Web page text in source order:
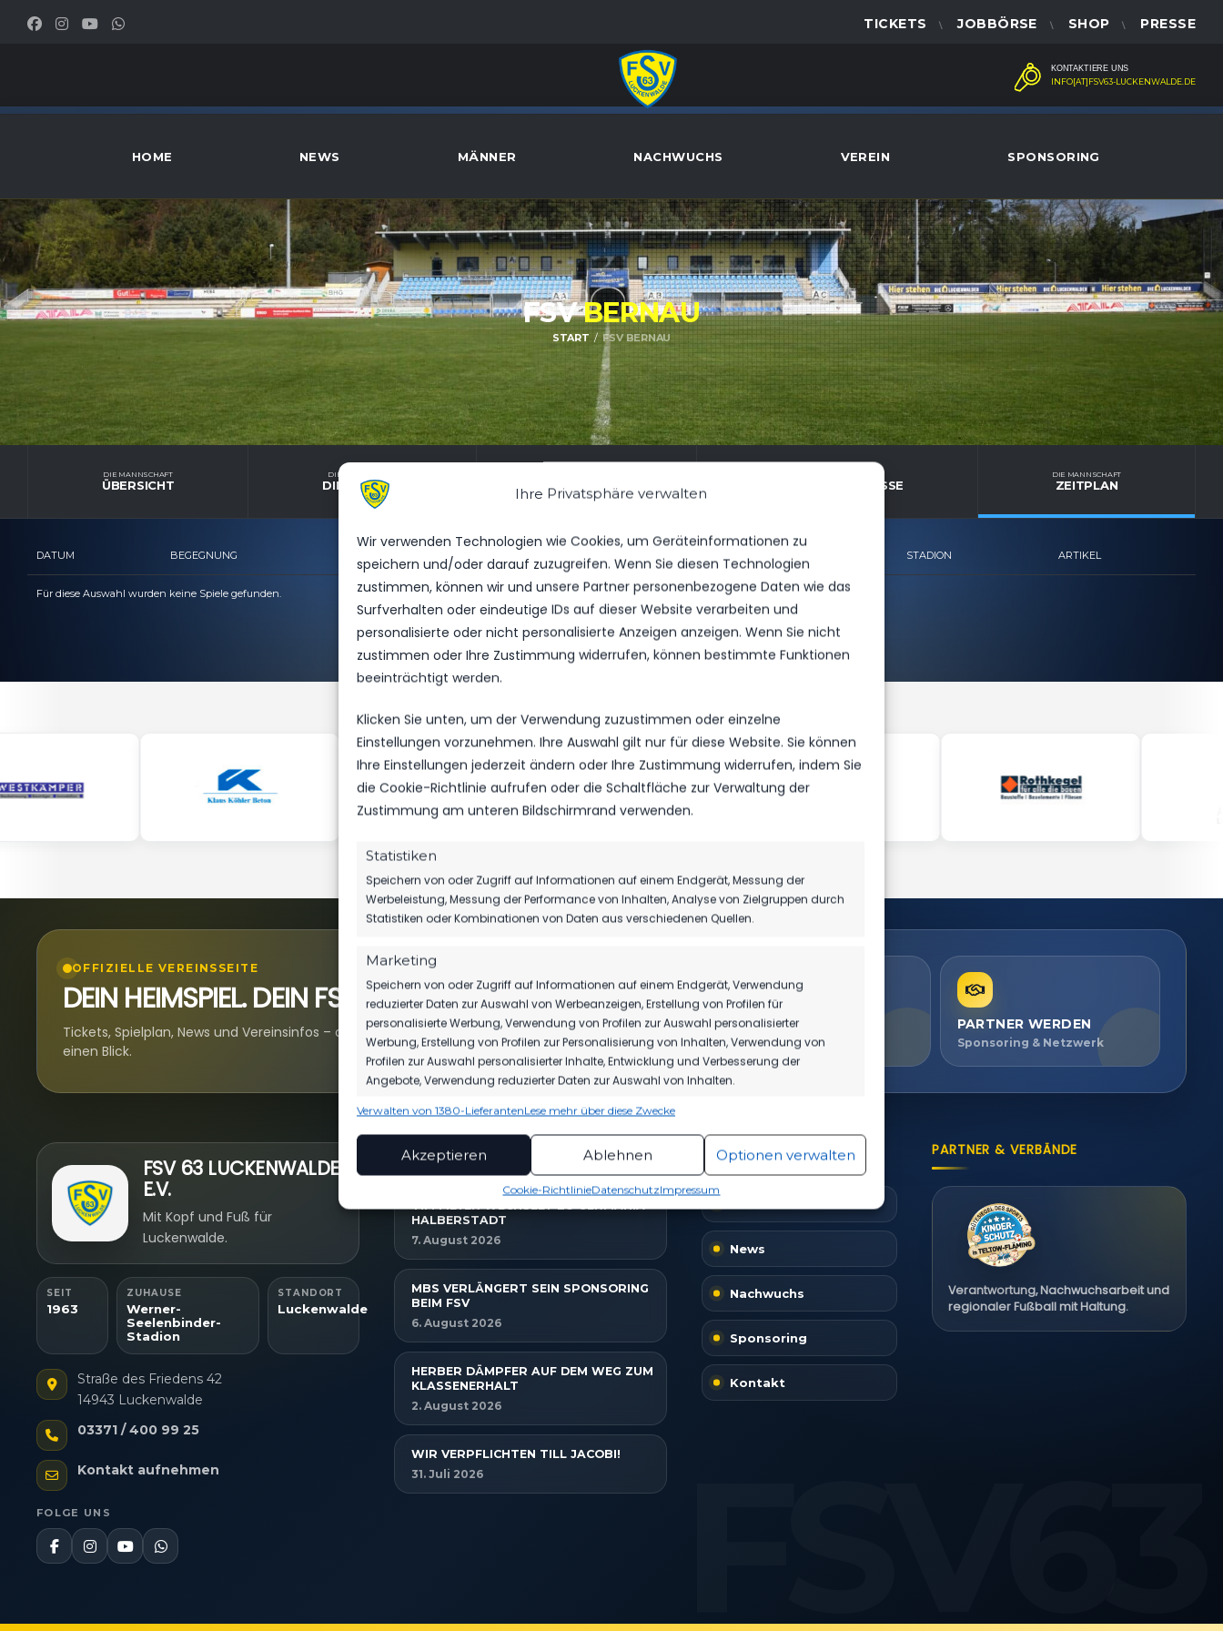
Ihre Privatsphäre verwalten
Wir verwenden Technologien wie Cookies, um Geräteinformationen zu
speichern und/oder darauf zuzugreifen. Wenn Sie diesen Technologien
zustimmen, können wir und unsere Partner personenbezogene Daten wie das
Surfverhalten oder eindeutige IDs auf dieser Website verarbeiten und
personalisierte oder nicht personalisierte Anzeigen anzeigen. Wenn Sie nicht
zustimmen oder Ihre Zustimmung widerrufen, können bestimmte Funktionen
beeinträchtigt werden.
Klicken Sie unten, um der Verwendung zuzustimmen oder einzelne
Einstellungen vorzunehmen. Ihre Auswahl gilt nur für diese Website. Sie können
Ihre Einstellungen jederzeit ändern oder Ihre Zustimmung widerrufen, indem Sie
die Cookie-Richtlinie aufrufen oder die Schaltfläche zur Verwaltung der
Zustimmung am unteren Bildschirmrand verwenden.
Statistiken
Speichern von oder Zugriff auf Informationen auf einem Endgerät, Messung der
Werbeleistung, Messung der Performance von Inhalten, Analyse von Zielgruppen durch
Statistiken oder Kombinationen von Daten aus verschiedenen Quellen.
Marketing
Speichern von oder Zugriff auf Informationen auf einem Endgerät, Verwendung
reduzierter Daten zur Auswahl von Werbeanzeigen, Erstellung von Profilen für
personalisierte Werbung, Verwendung von Profilen zur Auswahl personalisierter
Werbung, Erstellung von Profilen zur Personalisierung von Inhalten, Verwendung von
Profilen zur Auswahl personalisierter Inhalte, Entwicklung und Verbesserung der
Angebote, Verwendung reduzierter Daten zur Auswahl von Inhalten.
Funktionen
Abgleichung und Kombination von Daten aus unterschiedlichen Quellen,
Verknüpfung verschiedener Endgeräte, Identifikation von Endgeräten
anhand automatisch übermittelter Informationen.
Gewährleistung der Sicherheit, Verhinderung und
Aufdeckung von Betrug und Fehlerbehebung,
Bereitstellung und Anzeige von Werbung und Inhalten,
Ihre Entscheidungen zum Datenschutz speichern und
übermitteln.
Verwalten von 1380-LieferantenLese mehr über diese Zwecke
Akzeptieren Ablehnen Optionen verwalten
Cookie-RichtlinieDatenschutzImpressum
TICKETS JOBBÖRSE SHOP PRESSE
KONTAKTIERE UNS
INFO[AT]FSV63-LUCKENWALDE.DE
HOME NEWS MÄNNER NACHWUCHS VEREIN SPONSORING
FSVBERNAU
START FSV BERNAU
DIE MANNSCHAFT
ÜBERSICHT
DIE MANNSCHAFT
DIENSTPLAN RANGLISTE NEUSTE ERGEBNISSE
DIE MANNSCHAFT
ZEITPLAN
DATUM BEGEGNUNG WETTBEWERB SAISON STADION ARTIKEL
Für diese Auswahl wurden keine Spiele gefunden.
OFFIZIELLE VEREINSSEITE
DEIN HEIMSPIEL. DEIN FSV.
Tickets, Spielplan, News und Vereinsinfos – alles kompakt auf
einen Blick.
TICKETS
Eintrittspreise & Spieltag
SPIELPLAN
Nächste Partien ansehen
PARTNER WERDEN
Sponsoring & Netzwerk
FSV 63 LUCKENWALDE
E.V.
Mit Kopf und Fuß für
Luckenwalde.
SEIT
1963
ZUHAUSE
Werner-
Seelenbinder-
Stadion
STANDORT
Luckenwalde
Straße des Friedens 42
14943 Luckenwalde
03371 / 400 99 25
Kontakt aufnehmen
FOLGE UNS
NEUESTE NACHRICHTEN
TIM MEYER WECHSELT ZU GERMANIA
HALBERSTADT
7. August 2026
MBS VERLÄNGERT SEIN SPONSORING
BEIM FSV
6. August 2026
HERBER DÄMPFER AUF DEM WEG ZUM
KLASSENERHALT
2. August 2026
WIR VERPFLICHTEN TILL JACOBI!
31. Juli 2026
VEREIN
News
Nachwuchs
Sponsoring
Kontakt
PARTNER & VERBÄNDE
Verantwortung, Nachwuchsarbeit und
regionaler Fußball mit Haltung.